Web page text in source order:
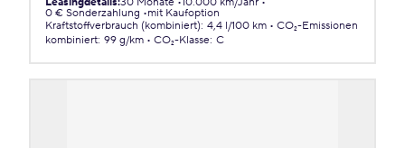
0 € Sonderzahlung
mit Kaufoption
Kraftstoffverbrauch (kombiniert): 4,4 l/100 km
CO₂-Emissionen
kombiniert: 99 g/km CO₂-Klasse: C